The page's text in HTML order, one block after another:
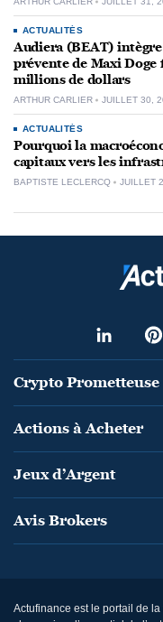
ACTUALITÉS
Audiera (BEAT)
prévente de Maxi
millions de dollars
ARTHUR CARLIER JUILLET 30,
ACTUALITÉS
Pourquoi la
capitaux vers les
BAPTISTE LECLERCQ JUILLET
Crypto Prometteuse
Actions à Acheter
Jeux d’Argent
Avis Brokers
Actufinance est le portail de